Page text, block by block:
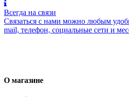
Всегда на связи
Связаться с нами можно любым
mail, телефон, социальные сети и
О магазине